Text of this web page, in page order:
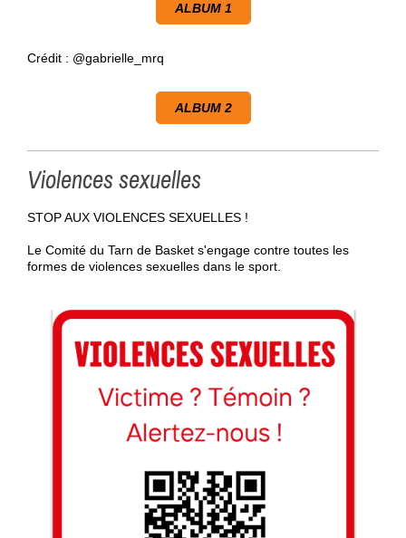
ALBUM 1
Crédit : @gabrielle_mrq
ALBUM 2
Violences sexuelles
STOP AUX VIOLENCES SEXUELLES !
Le Comité du Tarn de Basket s'engage contre toutes les
formes de violences sexuelles dans le sport.